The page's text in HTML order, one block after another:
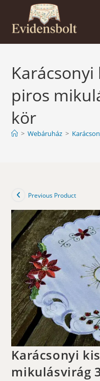
content
piros
kör
> Webáruház >
Previous Product
Karácsonyi
mikulásvirág